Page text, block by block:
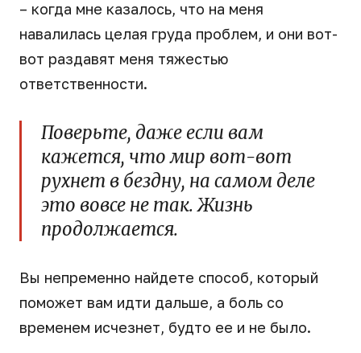
– когда мне казалось, что на меня
навалилась целая груда проблем, и они вот-
вот раздавят меня тяжестью
ответственности.
Поверьте, даже если вам
кажется, что мир вот-вот
рухнет в бездну, на самом деле
это вовсе не так. Жизнь
продолжается.
Вы непременно найдете способ, который
поможет вам идти дальше, а боль со
временем исчезнет, будто ее и не было.